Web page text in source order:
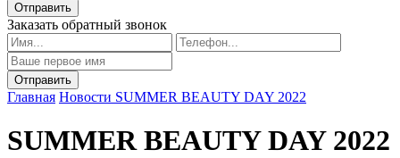
Отправить
Заказать обратный звонок
Главная Новости SUMMER BEAUTY DAY 2022
SUMMER BEAUTY DAY 2022